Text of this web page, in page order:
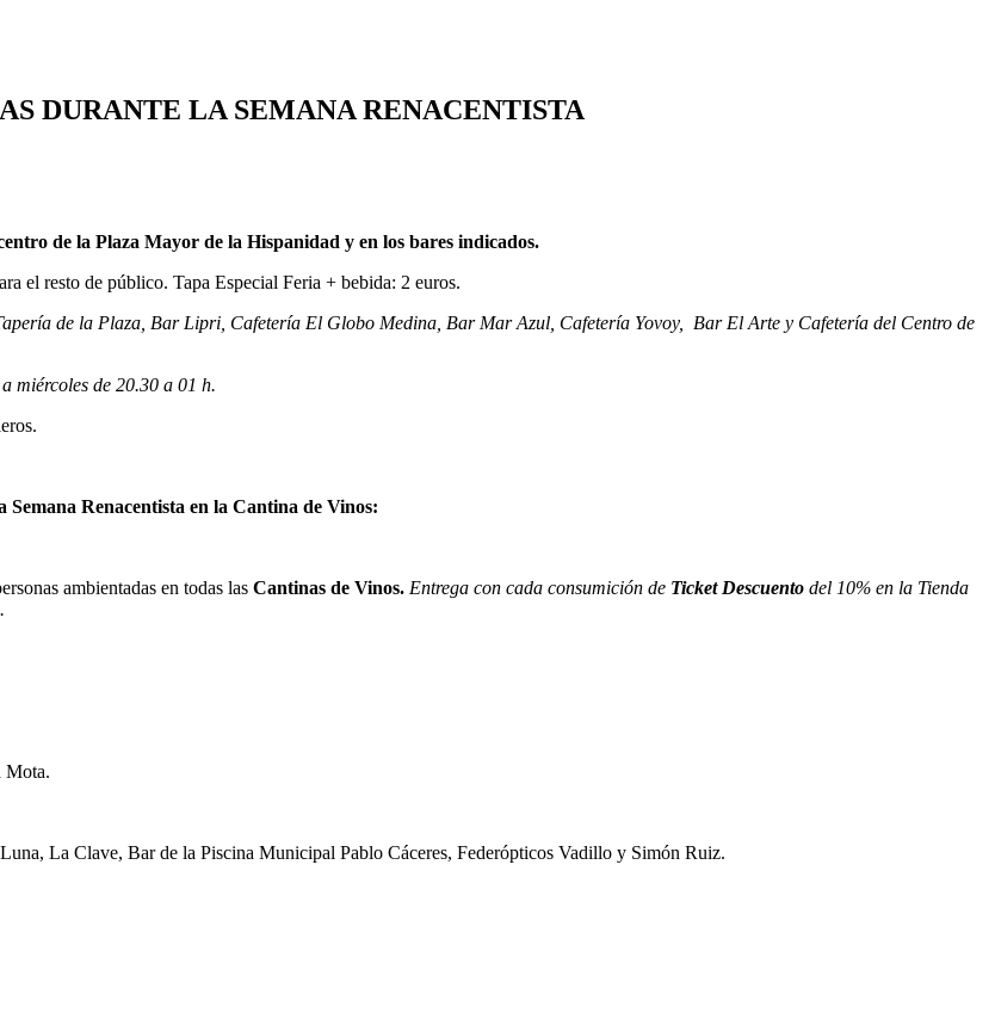
DURANTE LA SEMANA RENACENTISTA
de la Plaza Mayor de la Hispanidad y en los bares indicados.
el resto de público. Tapa Especial Feria + bebida: 2 euros.
de la Plaza Bar Lipri Cafetería El Globo Medina Bar Mar Azul Cafetería Yovoy, Bar El Arte y Cafetería del Centro de
miércoles de 20.30 a 01 h.
Renacentista en la Cantina de Vinos:
ambientadas en todas las Cantinas de Vinos. Entrega con cada consumición de Ticket Descuento del 10% en la Tienda
.
Mota.
La Clave, Bar de la Piscina Municipal Pablo Cáceres, Federópticos Vadillo y Simón Ruiz.